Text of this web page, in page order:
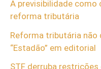
A previsibilidade como
reforma tributária
Reforma tributária não
“Estadão” em editorial
STF derruba